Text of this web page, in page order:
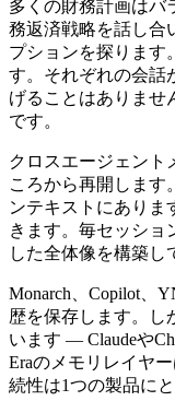
多くの財務計画はバ
務返済戦略を話し合
プションを探ります
す。それぞれの会話
げることはありま
です。
クロスエージェント
ころから再開します
ンテキストにありま
きます。毎セッショ
した全体像を構築し
Monarch、Copilot、
歴を保存します。し
います — Claudeや
Eraのメモリレイヤ
続性は1つの製品に